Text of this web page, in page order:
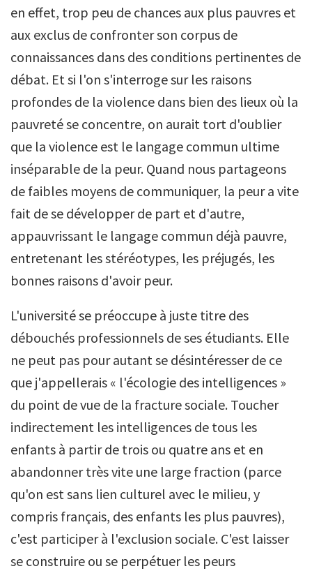
en effet, trop peu de chances aux plus pauvres et
aux exclus de confronter son corpus de
connaissances dans des conditions pertinentes de
débat. Et si l'on s'interroge sur les raisons
profondes de la violence dans bien des lieux où la
pauvreté se concentre, on aurait tort d'oublier
que la violence est le langage commun ultime
inséparable de la peur. Quand nous partageons
de faibles moyens de communiquer, la peur a vite
fait de se développer de part et d'autre,
appauvrissant le langage commun déjà pauvre,
entretenant les stéréotypes, les préjugés, les
bonnes raisons d'avoir peur.
L'université se préoccupe à juste titre des
débouchés professionnels de ses étudiants. Elle
ne peut pas pour autant se désintéresser de ce
que j'appellerais « l'écologie des intelligences »
du point de vue de la fracture sociale. Toucher
indirectement les intelligences de tous les
enfants à partir de trois ou quatre ans et en
abandonner très vite une large fraction (parce
qu'on est sans lien culturel avec le milieu, y
compris français, des enfants les plus pauvres),
c'est participer à l'exclusion sociale. C'est laisser
se construire ou se perpétuer les peurs